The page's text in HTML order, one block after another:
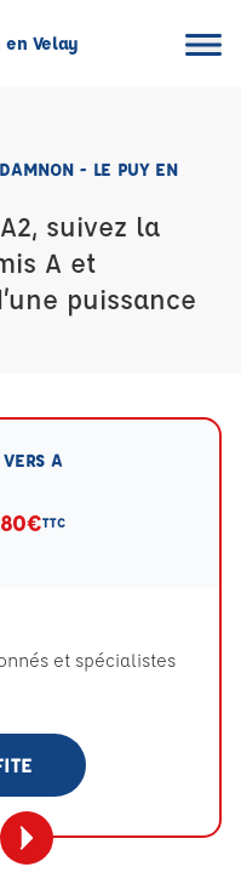
en Velay
- LE PUY EN
suivez la
A et
puissance
A
TTC
et spécialistes